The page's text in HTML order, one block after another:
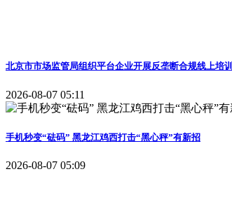
​北京市市场监管局组织平台企业开展反垄断合规线上培训
2026-08-07 05:11
手机秒变“砝码” 黑龙江鸡西打击“黑心秤”有新招
2026-08-07 05:09